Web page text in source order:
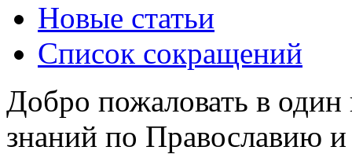
Новые статьи
Список сокращений
Добро пожаловать в
знаний по Православию